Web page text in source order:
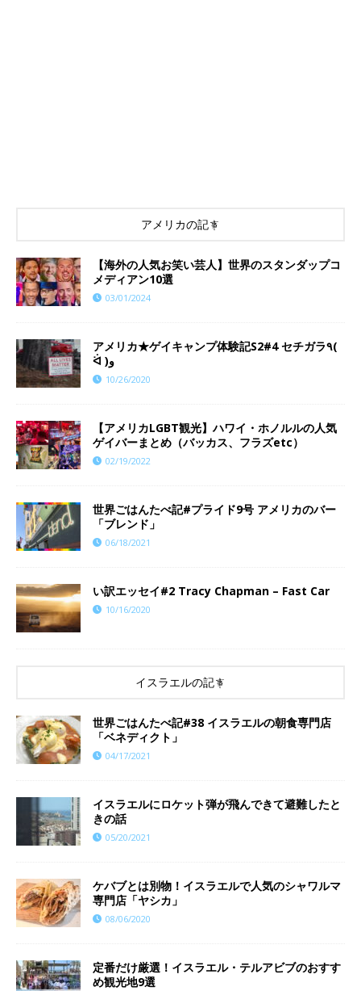
アメリカの記事
【海外の人気お笑い芸人】世界のスタンダップコ
メディアン10選
03/01/2024
アメリカ★ゲイキャンプ体験記S2#4 セチガラ٩(
ᐛ )و
10/26/2020
【アメリカLGBT観光】ハワイ・ホノルルの人気
ゲイバーまとめ（バッカス、フラズetc）
02/19/2022
世界ごはんたべ記#プライド9号 アメリカのバー
「ブレンド」
06/18/2021
い訳エッセイ#2 Tracy Chapman – Fast Car
10/16/2020
イスラエルの記事
世界ごはんたべ記#38 イスラエルの朝食専門店
「ベネディクト」
04/17/2021
イスラエルにロケット弾が飛んできて避難したと
きの話
05/20/2021
ケバブとは別物！イスラエルで人気のシャワルマ
専門店「ヤシカ」
08/06/2020
定番だけ厳選！イスラエル・テルアビブのおすす
め観光地9選